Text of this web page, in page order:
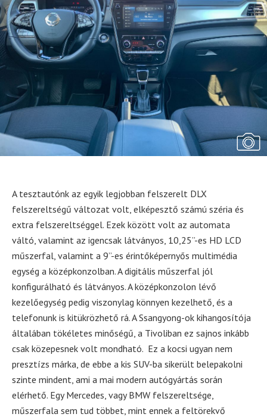
A tesztautónk az egyik legjobban felszerelt DLX
felszereltségű változat volt, elképesztő számú széria és
extra felszereltséggel. Ezek között volt az automata
váltó, valamint az igencsak látványos, 10,25”-es HD LCD
műszerfal, valamint a 9”-es érintőképernyős multimédia
egység a középkonzolban. A digitális műszerfal jól
konfigurálható és látványos. A középkonzolon lévő
kezelőegység pedig viszonylag könnyen kezelhető, és a
telefonunk is kitükrözhető rá. A Ssangyong-ok kihangosítója
általában tökéletes minőségű, a Tivoliban ez sajnos inkább
csak közepesnek volt mondható. Ez a kocsi ugyan nem
presztízs márka, de ebbe a kis SUV-ba sikerült belepakolni
szinte mindent, ami a mai modern autógyártás során
elérhető. Egy Mercedes, vagy BMW felszereltsége,
műszerfala sem tud többet, mint ennek a feltörekvő